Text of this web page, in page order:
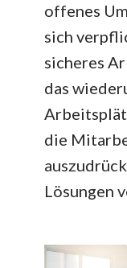
offenes
sich
sicheres
das
die
Lösungen